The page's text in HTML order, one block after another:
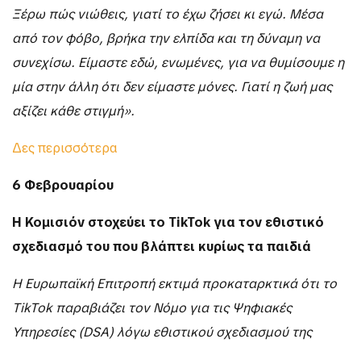
Ξέρω πώς νιώθεις, γιατί το έχω ζήσει κι εγώ. Μέσα
από τον φόβο, βρήκα την ελπίδα και τη δύναμη να
συνεχίσω. Είμαστε εδώ, ενωμένες, για να θυμίσουμε η
μία στην άλλη ότι δεν είμαστε μόνες. Γιατί η ζωή μας
αξίζει κάθε στιγμή».
Δες περισσότερα
6 Φεβρουαρίου
Η Κομισιόν στοχεύει το TikTok για τον εθιστικό
σχεδιασμό του που βλάπτει κυρίως τα παιδιά
Η Ευρωπαϊκή Επιτροπή εκτιμά προκαταρκτικά ότι το
TikTok παραβιάζει τον Νόμο για τις Ψηφιακές
Υπηρεσίες (DSA) λόγω εθιστικού σχεδιασμού της